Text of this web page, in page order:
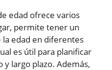
edad ofrece varios
permite tener un
edad en diferentes
es útil para planificar
largo plazo. Además,